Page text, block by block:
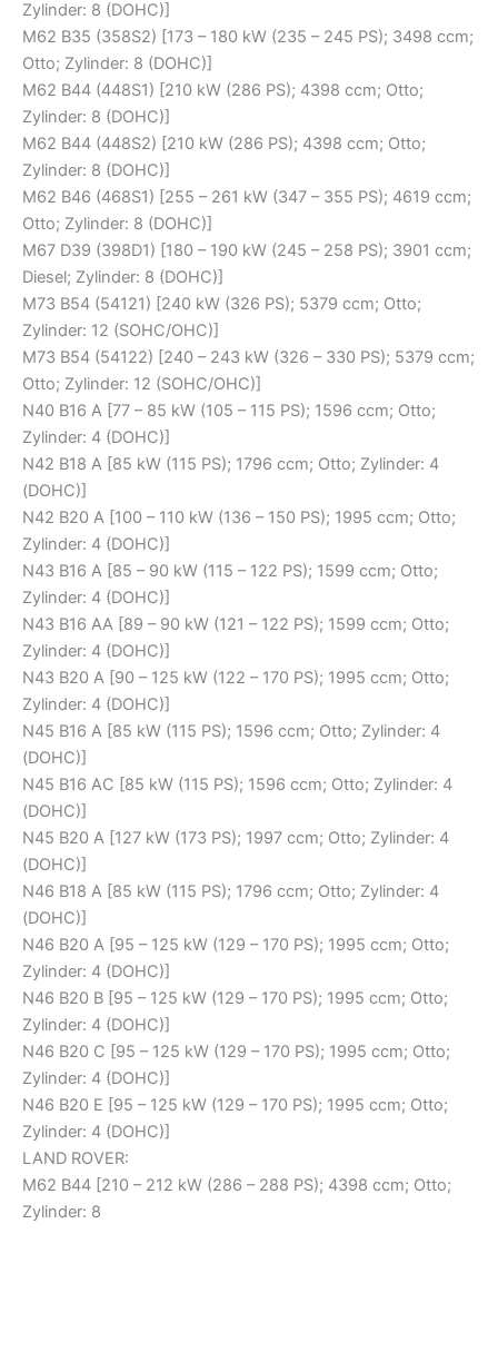
Zylinder: 8 (DOHC)]
M62 B35 (358S2) [173 – 180 kW (235 – 245 PS); 3498 ccm;
Otto; Zylinder: 8 (DOHC)]
M62 B44 (448S1) [210 kW (286 PS); 4398 ccm; Otto;
Zylinder: 8 (DOHC)]
M62 B44 (448S2) [210 kW (286 PS); 4398 ccm; Otto;
Zylinder: 8 (DOHC)]
M62 B46 (468S1) [255 – 261 kW (347 – 355 PS); 4619 ccm;
Otto; Zylinder: 8 (DOHC)]
M67 D39 (398D1) [180 – 190 kW (245 – 258 PS); 3901 ccm;
Diesel; Zylinder: 8 (DOHC)]
M73 B54 (54121) [240 kW (326 PS); 5379 ccm; Otto;
Zylinder: 12 (SOHC/OHC)]
M73 B54 (54122) [240 – 243 kW (326 – 330 PS); 5379 ccm;
Otto; Zylinder: 12 (SOHC/OHC)]
N40 B16 A [77 – 85 kW (105 – 115 PS); 1596 ccm; Otto;
Zylinder: 4 (DOHC)]
N42 B18 A [85 kW (115 PS); 1796 ccm; Otto; Zylinder: 4
(DOHC)]
N42 B20 A [100 – 110 kW (136 – 150 PS); 1995 ccm; Otto;
Zylinder: 4 (DOHC)]
N43 B16 A [85 – 90 kW (115 – 122 PS); 1599 ccm; Otto;
Zylinder: 4 (DOHC)]
N43 B16 AA [89 – 90 kW (121 – 122 PS); 1599 ccm; Otto;
Zylinder: 4 (DOHC)]
N43 B20 A [90 – 125 kW (122 – 170 PS); 1995 ccm; Otto;
Zylinder: 4 (DOHC)]
N45 B16 A [85 kW (115 PS); 1596 ccm; Otto; Zylinder: 4
(DOHC)]
N45 B16 AC [85 kW (115 PS); 1596 ccm; Otto; Zylinder: 4
(DOHC)]
N45 B20 A [127 kW (173 PS); 1997 ccm; Otto; Zylinder: 4
(DOHC)]
N46 B18 A [85 kW (115 PS); 1796 ccm; Otto; Zylinder: 4
(DOHC)]
N46 B20 A [95 – 125 kW (129 – 170 PS); 1995 ccm; Otto;
Zylinder: 4 (DOHC)]
N46 B20 B [95 – 125 kW (129 – 170 PS); 1995 ccm; Otto;
Zylinder: 4 (DOHC)]
N46 B20 C [95 – 125 kW (129 – 170 PS); 1995 ccm; Otto;
Zylinder: 4 (DOHC)]
N46 B20 E [95 – 125 kW (129 – 170 PS); 1995 ccm; Otto;
Zylinder: 4 (DOHC)]
LAND ROVER:
M62 B44 [210 – 212 kW (286 – 288 PS); 4398 ccm; Otto;
Zylinder: 8